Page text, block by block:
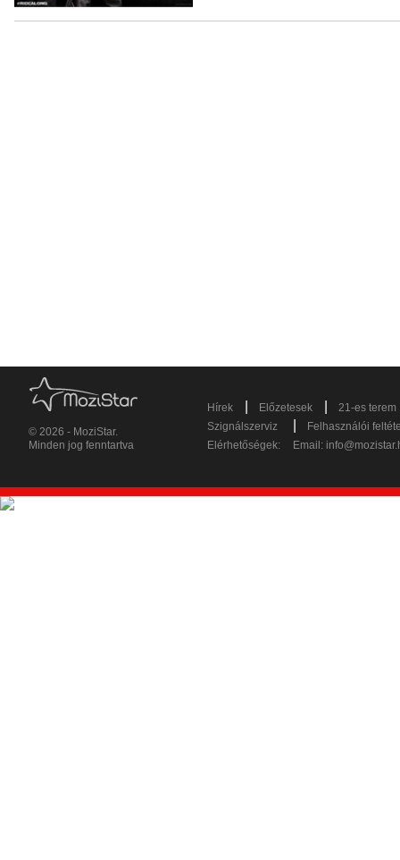
© 2026 - MoziStar.
Minden jog fenntartva
Hírek Előzetesek
21-es terem
Szignálszerviz
Felhasználói
Elérhetőségek:
Email: